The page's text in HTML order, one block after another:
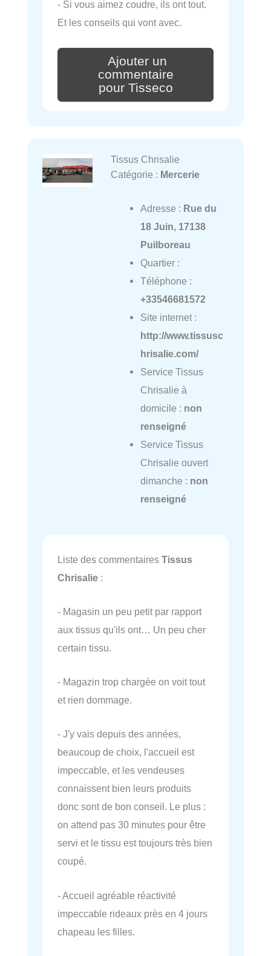
- Si vous aimez coudre, ils ont tout.
Et les conseils qui vont avec.
Ajouter un
commentaire
pour Tisseco
Tissus Chrisalie
Catégorie : Mercerie
Adresse : Rue du
18 Juin, 17138
Puilboreau
Quartier :
Téléphone :
+33546681572
Site internet :
http://www.tissusc
hrisalie.com/
Service Tissus
Chrisalie à
domicile : non
renseigné
Service Tissus
Chrisalie ouvert
dimanche : non
renseigné
Liste des commentaires Tissus
Chrisalie :
- Magasin un peu petit par rapport
aux tissus qu'ils ont… Un peu cher
certain tissu.
- Magazin trop chargée on voit tout
et rien dommage.
- J'y vais depuis des années,
beaucoup de choix, l'accueil est
impeccable, et les vendeuses
connaissent bien leurs produits
donc sont de bon conseil. Le plus :
on attend pas 30 minutes pour être
servi et le tissu est toujours très bien
coupé.
- Accueil agréable réactivité
impeccable rideaux près en 4 jours
chapeau les filles.